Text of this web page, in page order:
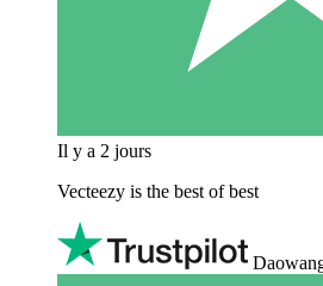
Il y a 2 jours
Vecteezy is the best of best